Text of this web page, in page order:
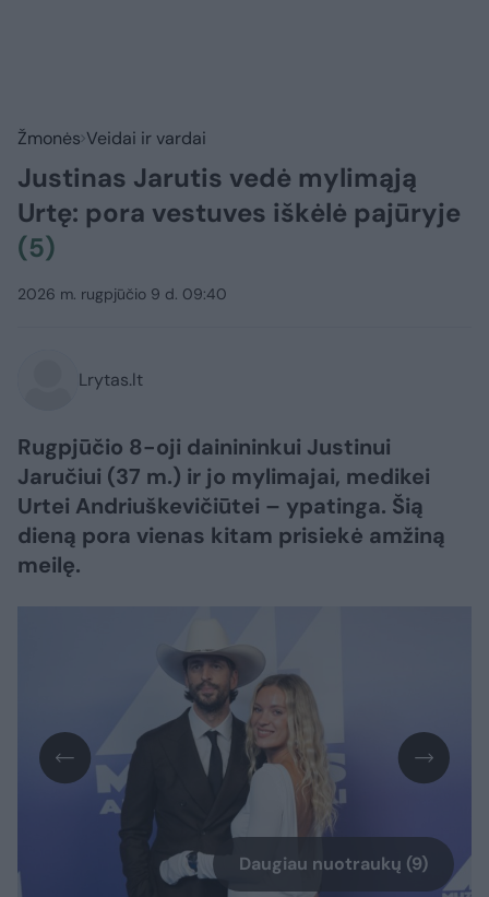
Žmonės Veidai ir vardai
Justinas Jarutis vedė mylimąją
Urtę: pora vestuves iškėlė pajūryje
(5)
2026 m. rugpjūčio 9 d. 09:40
Lrytas.lt
Rugpjūčio 8-oji dainininkui Justinui
Jaručiui (37 m.) ir jo mylimajai, medikei
Urtei Andriuškevičiūtei – ypatinga. Šią
dieną pora vienas kitam prisiekė amžiną
meilę.
Daugiau nuotraukų (9)